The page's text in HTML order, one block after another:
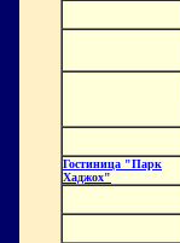
Гостиница "Парк
Хаджох"